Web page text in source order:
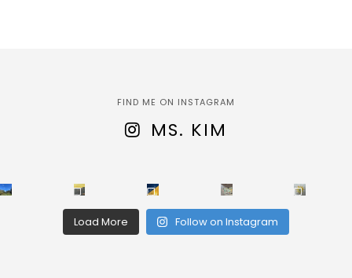
FIND ME ON INSTAGRAM
MS. KIM
Load More Follow on Instagram